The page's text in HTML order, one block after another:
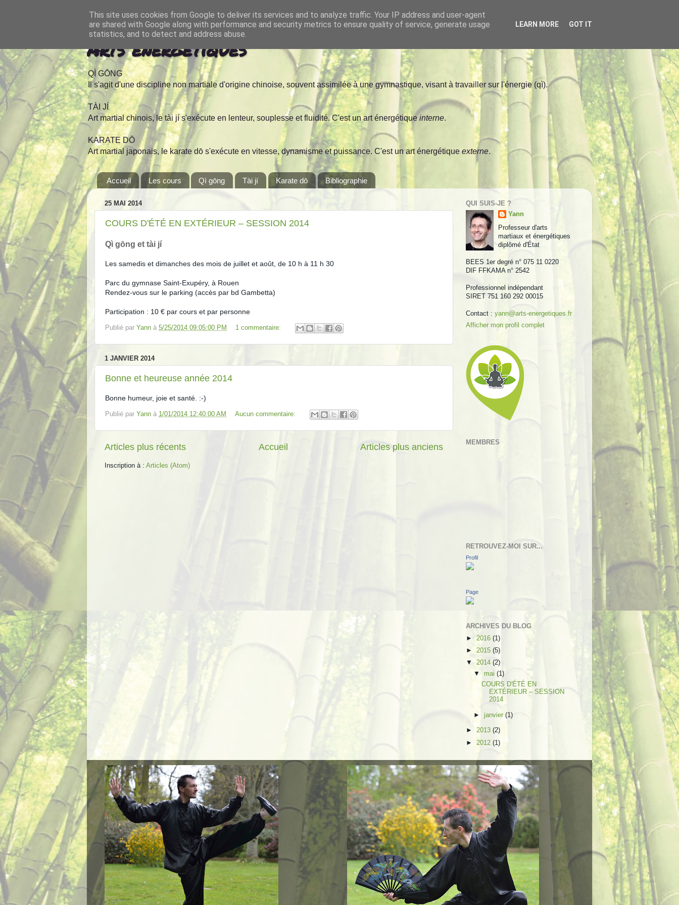
Arts énergétiques
QÌ GŌNG
Il s'agit d'une discipline non martiale d'origine chinoise, souvent assimilée à une gymnastique, visant à travailler sur l'énergie (qì).
TÀI JÍ
Art martial chinois, le tài jí s'exécute en lenteur, souplesse et fluidité. C'est un art énergétiqueinterne.
KARATE DŌ
Art martial japonais, le karate dō s'exécute en vitesse, dynamisme et puissance. C'est un art énergétique externe.
Accueil Les cours Qì gōng Tài jí Karate dō Bibliographie
25 MAI 2014
COURS D'ÉTÉ EN EXTÉRIEUR – SESSION 2014
Qì gōng et tài jí
Les samedis et dimanches des mois de juillet et août, de 10 h à 11 h 30
Parc du gymnase Saint-Exupéry, à Rouen
Rendez-vous sur le parking (accès par bd Gambetta)
Participation : 10 € par cours et par personne
Publié par Yann à 5/25/2014 09:05:00 PM 1 commentaire:
1 JANVIER 2014
Bonne et heureuse année 2014
Bonne humeur, joie et santé. :-)
Publié par Yann à 1/01/2014 12:40:00 AM Aucun commentaire:
Articles plus récents Articles plus anciens
Accueil
Inscription à : Articles (Atom)
QUI SUIS-JE ?
Yann
Professeur d'arts
martiaux et énergétiques
diplômé d'État
BEES 1er degré n° 075 11 0220
DIF FFKAMA n° 2542
Professionnel indépendant
SIRET 751 160 292 00015
Contact : yann@arts-energetiques.fr
Afficher mon profil complet
MEMBRES
RETROUVEZ-MOI SUR...
Profil
Page
ARCHIVES DU BLOG
► 2016 (1)
► 2015 (5)
▼ 2014 (2)
▼ mai(1)
COURS D'ÉTÉ EN
EXTÉRIEUR – SESSION
2014
►janvier(1)
► 2013 (2)
► 2012 (1)
This site uses cookies from Google to deliver its services and to analyze traffic. Your IP address and user-agent
are shared with Google along with performance and security metrics to ensure quality of service, generate usage
statistics, and to detect and address abuse.
LEARN MORE GOT IT